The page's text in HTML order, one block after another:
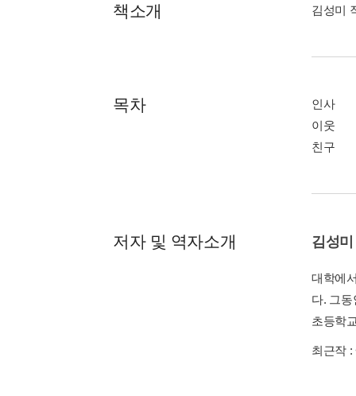
책소개 김성미
목차
인사
이웃
친구
저자 및 역자소개 김성미
대학에
다. 그
초등학
최근작 :